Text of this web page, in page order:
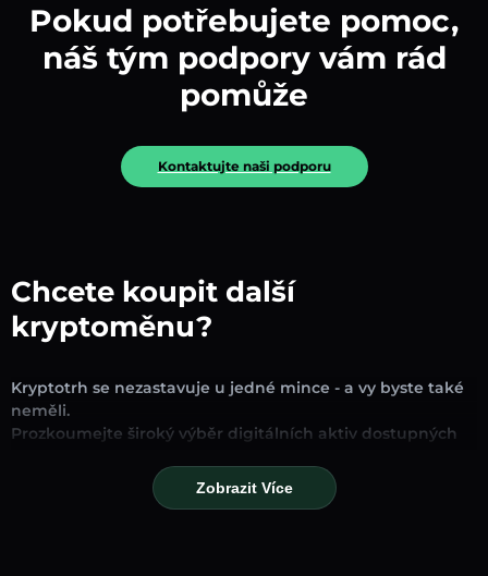
Pokud potřebujete pomoc,
náš tým podpory vám rád
pomůže
Kontaktujte naši podporu
Chcete koupit další
kryptoměnu?
Kryptotrh se nezastavuje u jedné mince - a vy byste také
neměli.
Prozkoumejte široký výběr digitálních aktiv dostupných
hledáte zavedené stablecoiny, slibné altcoiny nebo
trendové nové tokeny, najdete je všechny na jednom
Zobrazit Více